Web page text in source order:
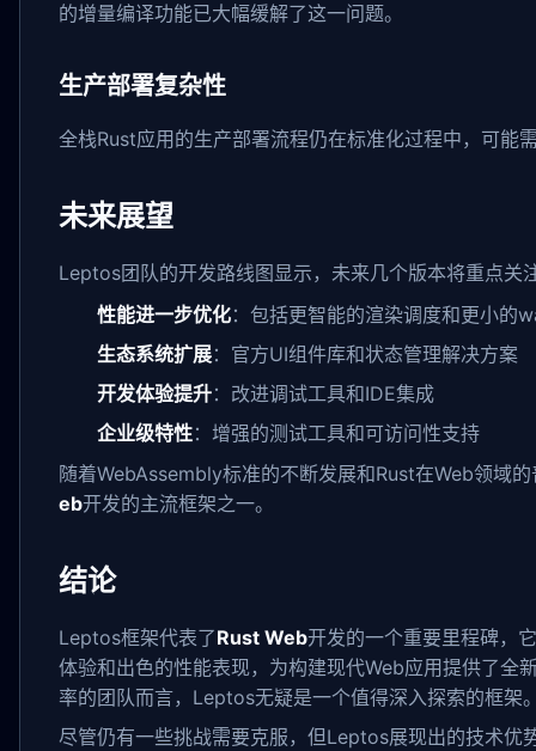
的增量编译功能已大幅缓解了这一问题。
生产部署复杂性
全栈Rust应用的生产部署流程仍在标准化过程中，可能
未来展望
Leptos团队的开发路线图显示，未来几个版本将重点关
性能进一步优化：包括更智能的渲染调度和更小的
生态系统扩展：官方UI组件库和状态管理解决方案
开发体验提升：改进调试工具和IDE集成
企业级特性：增强的测试工具和可访问性支持
随着WebAssembly标准的不断发展和Rust在Web领域
eb开发的主流框架之一。
结论
Leptos框架代表了Rust Web开发的一个重要里程碑，
体验和出色的性能表现，为构建现代Web应用提供了全
率的团队而言，Leptos无疑是一个值得深入探索的框架
尽管仍有一些挑战需要克服，但Leptos展现出的技术优